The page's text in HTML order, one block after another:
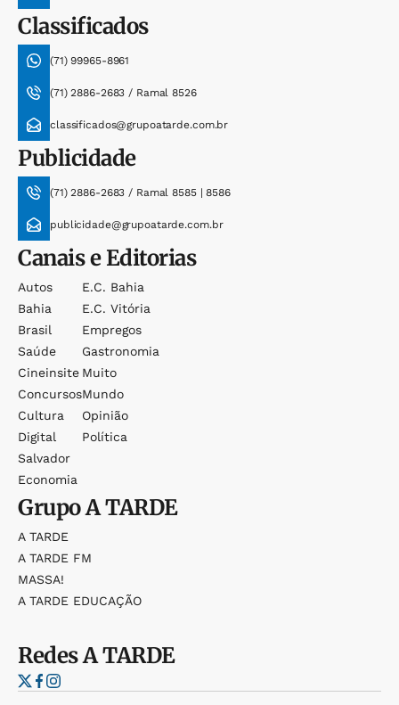
Classificados
(71) 99965-8961
(71) 2886-2683 / Ramal 8526
classificados@grupoatarde.com.br
Publicidade
(71) 2886-2683 / Ramal 8585 | 8586
publicidade@grupoatarde.com.br
Canais e Editorias
Autos
Bahia
Brasil
Saúde
Cineinsite
Concursos
Cultura
Digital
Salvador
Economia
E.c. Bahia
E.c. Vitória
Empregos
Gastronomia
Muito
Mundo
Opinião
Política
GrupoA TARDE
A TARDE
A TARDE FM
MASSA!
A TARDE EDUCAÇÃO
RedesA TARDE